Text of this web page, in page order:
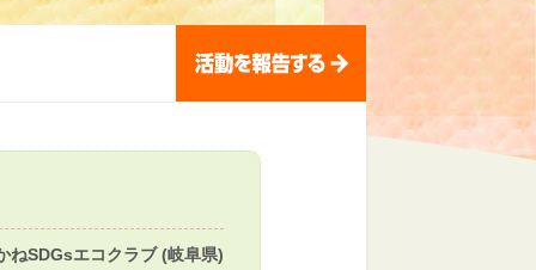
ねSDGsエコクラブ (岐阜県)